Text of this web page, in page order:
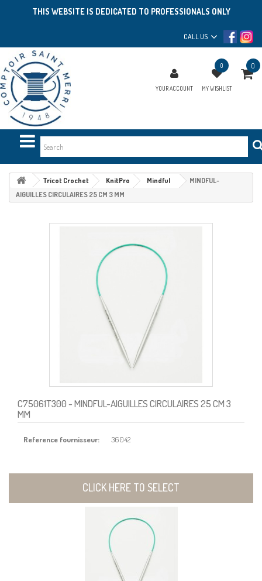
THIS WEBSITE IS DEDICATED TO PROFESSIONALS ONLY
CALL US
YOUR ACCOUNT
0
MY WISHLIST
0
Tricot Crochet KnitPro Mindful
MINDFUL-
AIGUILLES CIRCULAIRES 25 CM 3 MM
C75061T300- MINDFUL-AIGUILLES CIRCULAIRES 25 CM 3
MM
Reference fournisseur: 36042
CLICK HERE TO SELECT